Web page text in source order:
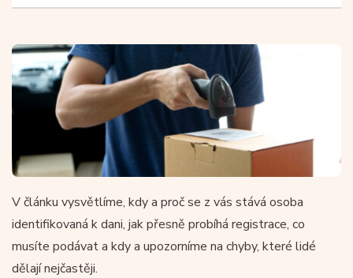
V článku vysvětlíme, kdy a proč se z vás stává osoba
identifikovaná k dani, jak přesně probíhá registrace, co
musíte podávat a kdy a upozorníme na chyby, které lidé
dělají nejčastěji.